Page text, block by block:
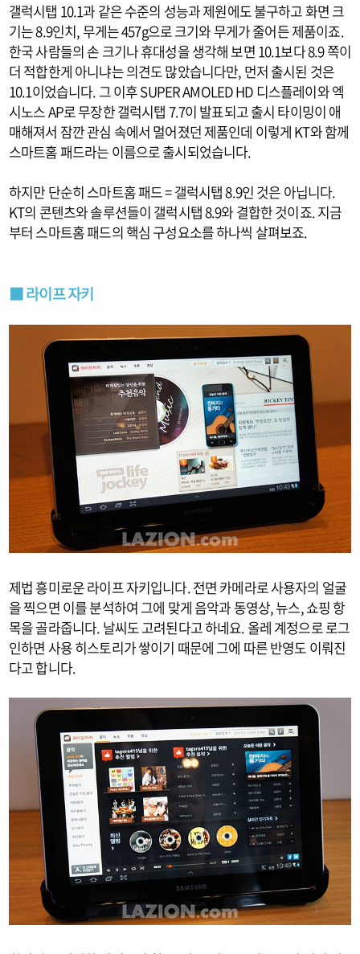
갤럭시탭 10.1과 같은 수준의 성능과 제원에도 불구하고 화면 크
기는 8.9인치, 무게는 457g으로 크기와 무게가 줄어든 제품이죠.
한국 사람들의 손 크기나 휴대성을 생각해 보면 10.1보다 8.9 쪽이
더 적합한게 아니냐는 의견도 많았습니다만, 먼저 출시된 것은
10.1이었습니다. 그 이후 SUPER AMOLED HD 디스플레이와 엑
시노스 AP로 무장한 갤럭시탭 7.7이 발표되고 출시 타이밍이 애
매해져서 잠깐 관심 속에서 멀어졌던 제품인데 이렇게 KT와 함께
스마트홈 패드라는 이름으로 출시되었습니다.
하지만 단순히 스마트홈 패드 = 갤럭시탭 8.9인 것은 아닙니다.
KT의 콘텐츠와 솔루션들이 갤럭시탭 8.9와 결합한 것이죠. 지금
부터 스마트홈 패드의 핵심 구성요소를 하나씩 살펴보죠.
■ 라이프 자키
제법 흥미로운 라이프 자키입니다. 전면 카메라로 사용자의 얼굴
을 찍으면 이를 분석하여 그에 맞게 음악과 동영상, 뉴스, 쇼핑 항
목을 골라줍니다. 날씨도 고려된다고 하네요. 올레 계정으로 로그
인하면 사용 히스토리가 쌓이기 때문에 그에 따른 반영도 이뤄진
다고 합니다.